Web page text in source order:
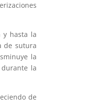
y hasta la
de sutura
la
la
de